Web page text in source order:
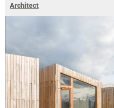
Architect